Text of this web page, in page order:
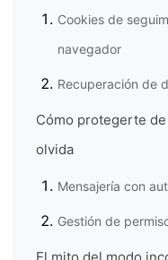
Cookies de
navegador
Recuperación de
Cómo protegerte
olvida
Mensajería con
Gestión de
El mito del modo